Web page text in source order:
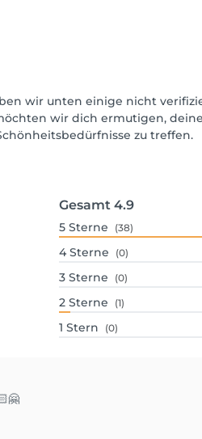
wir unten einige nicht
wir dich ermutigen,
zu treffen.
Gesamt 4.9
5 Sterne (38)
4 Sterne (0)
3 Sterne (0)
2 Sterne (1)
1 Stern (0)